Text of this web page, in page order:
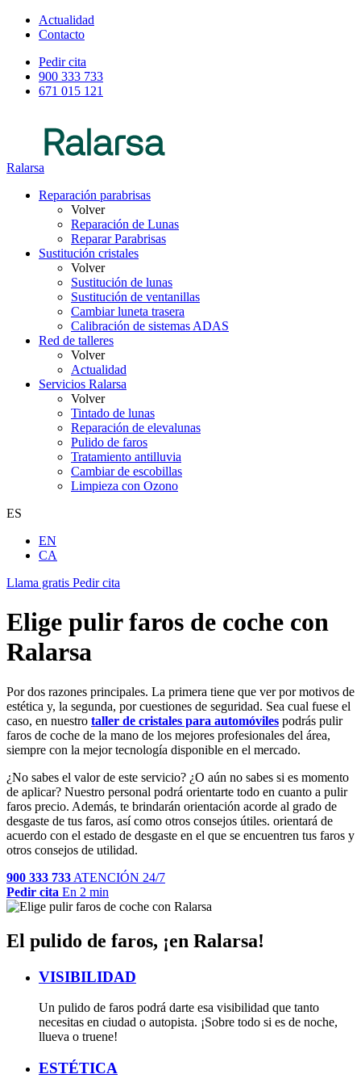
Actualidad
Contacto
Pedir cita
900 333 733
671 015 121
Ralarsa
Reparación parabrisas
Volver
Reparación de Lunas
Reparar Parabrisas
Sustitución cristales
Volver
Sustitución de lunas
Sustitución de ventanillas
Cambiar luneta trasera
Calibración de sistemas ADAS
Red de talleres
Volver
Actualidad
Servicios Ralarsa
Volver
Tintado de lunas
Reparación de elevalunas
Pulido de faros
Tratamiento antilluvia
Cambiar de escobillas
Limpieza con Ozono
ES
EN
CA
Llama gratis Pedir cita
Elige pulir faros de coche con
Ralarsa
Por dos razones principales. La primera tiene que ver por motivos de
estética y, la segunda, por cuestiones de seguridad. Sea cual fuese el
caso, en nuestro taller de cristales para automóviles podrás pulir
faros de coche de la mano de los mejores profesionales del área,
siempre con la mejor tecnología disponible en el mercado.
¿No sabes el valor de este servicio? ¿O aún no sabes si es momento
de aplicar? Nuestro personal podrá orientarte todo en cuanto a pulir
faros precio. Además, te brindarán orientación acorde al grado de
desgaste de tus faros, así como otros consejos útiles. orientará de
acuerdo con el estado de desgaste en el que se encuentren tus faros y
otros consejos de utilidad.
900 333 733 ATENCIÓN 24/7
Pedir cita En 2 min
El pulido de faros, ¡en Ralarsa!
VISIBILIDAD
Un pulido de faros podrá darte esa visibilidad que tanto
necesitas en ciudad o autopista. ¡Sobre todo si es de noche,
llueva o truene!
ESTÉTICA